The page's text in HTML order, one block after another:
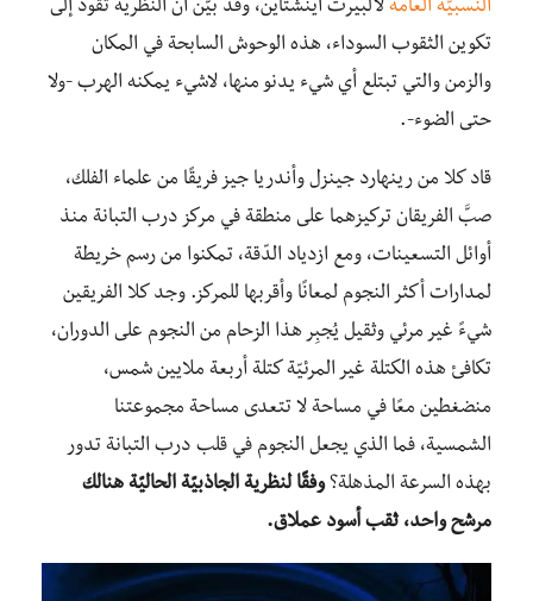
النسبيّة العامة لآلبيرت آينشتاين، وقد بيّن أنّ النظرية تقود إلى
تكوين الثقوب السوداء، هذه الوحوش السابحة في المكان
والزمن والتي تبتلع أي شيء يدنو منها، لاشيء يمكنه الهرب -ولا
حتى الضوء-.
قاد كلا من رينهارد جينزل وأندريا جيز فريقًا من علماء الفلك،
صبَّ الفريقان تركيزهما على منطقة في مركز درب التبانة منذ
أوائل التسعينات، ومع ازدياد الدّقة، تمكنوا من رسم خريطة
لمدارات أكثر النجوم لمعانًا وأقربها للمركز. وجد كلا الفريقين
شيءً غير مرئي وثقيل يُجبِر هذا الزحام من النجوم على الدوران،
تكافئ هذه الكتلة غير المرئيّة كتلة أربعة ملايين شمس،
منضغطين معًا في مساحة لا تتعدى مساحة مجموعتنا
الشمسية، فما الذي يجعل النجوم في قلب درب التبانة تدور
بهذه السرعة المذهلة؟وفقًا لنظرية الجاذبيّة الحاليّة هنالك
مرشح واحد، ثقب أسود عملاق.